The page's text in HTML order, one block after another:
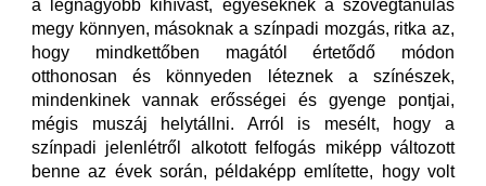
a legnagyobb kihívást, egyeseknek a szövegtanulás
megy könnyen, másoknak a színpadi mozgás, ritka az,
hogy mindkettőben magától értetődő módon
otthonosan és könnyeden léteznek a színészek,
mindenkinek vannak erősségei és gyenge pontjai,
mégis muszáj helytállni. Arról is mesélt, hogy a
színpadi jelenlétről alkotott felfogás miképp változott
benne az évek során, példaképp említette, hogy volt